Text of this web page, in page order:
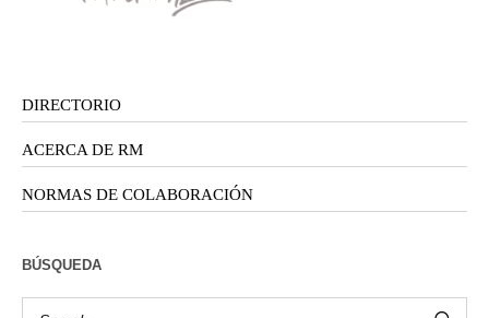
DIRECTORIO
ACERCA DE RM
NORMAS DE COLABORACIÓN
BÚSQUEDA